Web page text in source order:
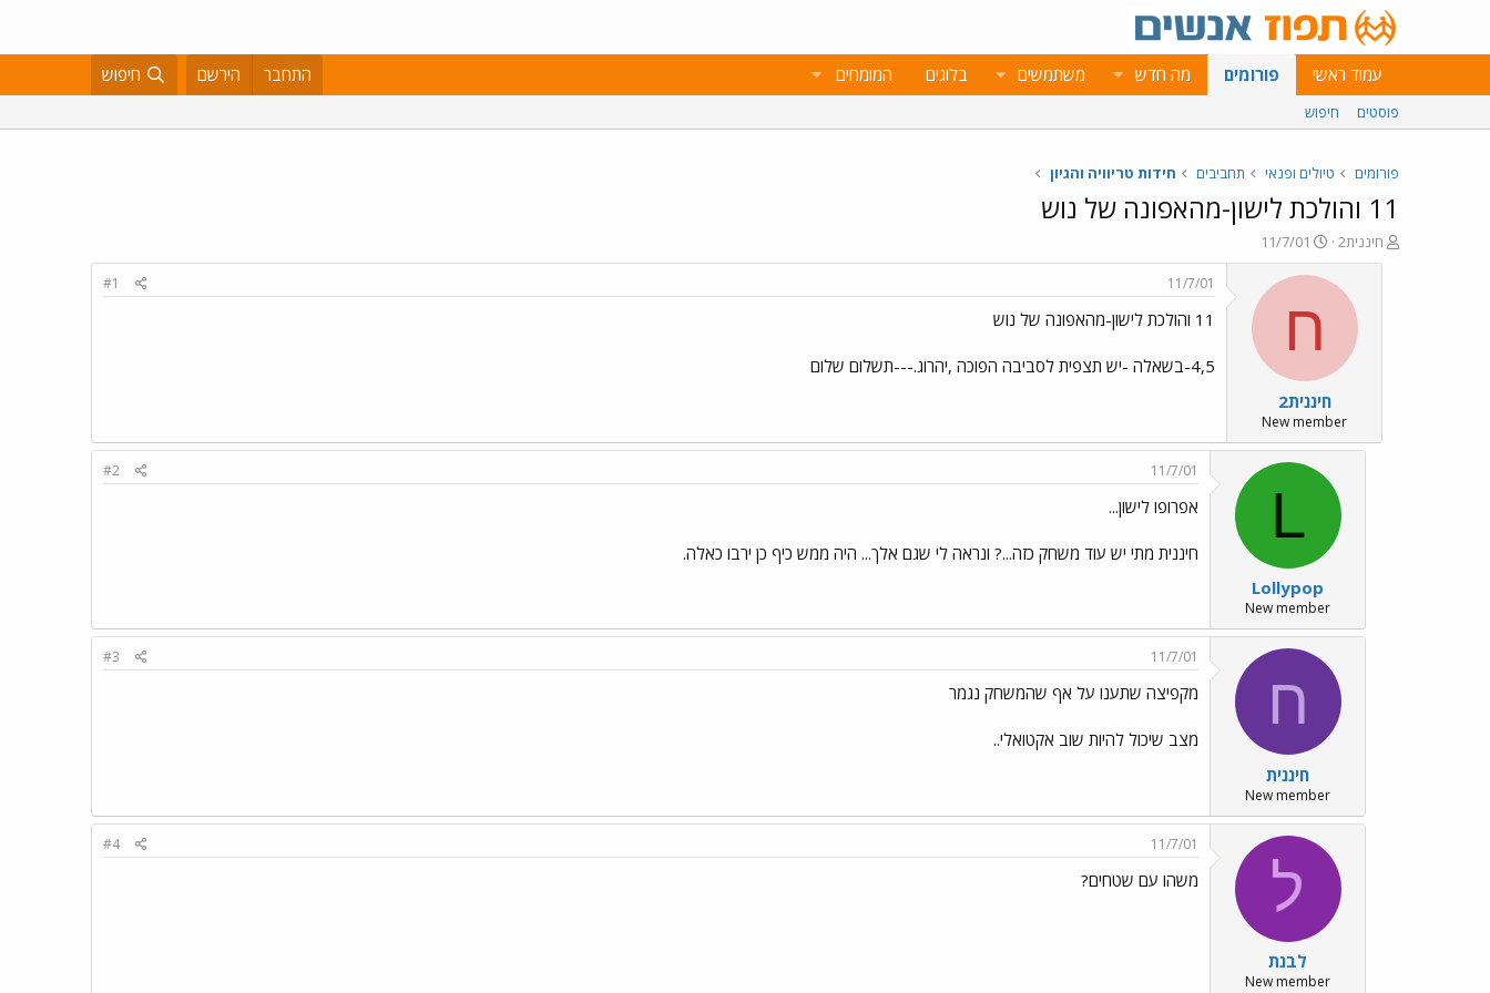
עמוד ראשי פורומים מה חדש משתמשים בלוגים המומחים התחבר הירשם חיפוש
פוסטים חיפוש
פורומים טיולים ופנאי תחביבים חידות טריוויה והגיון
11 והולכת לישון-מהאפונה של נוש
פ
ו
חיננית2
פ
ו
ר
ם
א
ר
י
ך
11/7/01
ח
חיננית2
New member
11/7/01
#1
11 והולכת לישון-מהאפונה של נוש
4,5-בשאלה -יש תצפית לסביבה הפוכה ,יהרוג.---תשלום שלום
L
Lollypop
New member
11/7/01
#2
אפרופו לישון...
חיננית מתי יש עוד משחק כזה...? ונראה לי שגם אלך... היה ממש כיף כן ירבו כאלה.
ח
חיננית
New member
11/7/01
#3
מקפיצה שתענו על אף שהמשחק נגמר
מצב שיכול להיות שוב אקטואלי..
ל
לבנת
New member
11/7/01
#4
משהו עם שטחים?